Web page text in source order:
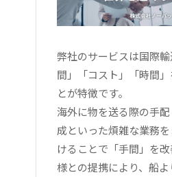
弊社のサービスは国際
間」「コスト」「時間
とが特徴です。
海外に物を送る際の手
成といった煩雑な業務
けることで「手間」を
様との提携により、船よ